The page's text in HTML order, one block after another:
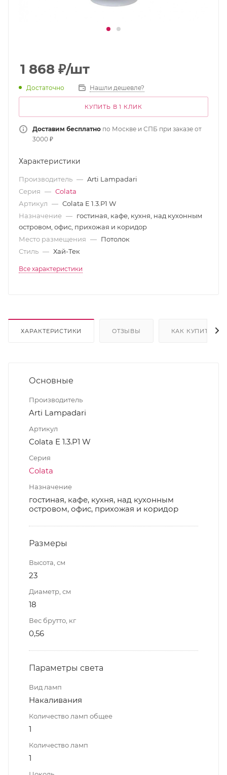
1 868 ₽/шт
Достаточно Нашли дешевле?
КУПИТЬ В 1 КЛИК
Доставим бесплатно по Москве и СПБ при заказе от
3000 ₽
Характеристики
Производитель — Arti Lampadari
Серия — Colata
Артикул — Colata E 1.3.P1 W
Назначение — гостиная, кафе, кухня, над кухонным
островом, офис, прихожая и коридор
Место размещения — Потолок
Стиль — Хай-Тек
Все характеристики
ХАРАКТЕРИСТИКИ ОТЗЫВЫ КАК КУПИТЬ
Основные
Производитель
Arti Lampadari
Артикул
Colata E 1.3.P1 W
Серия
Colata
Назначение
гостиная, кафе, кухня, над кухонным
островом, офис, прихожая и коридор
Размеры
Высота, см
23
Диаметр, см
18
Вес брутто, кг
0,56
Параметры света
Вид ламп
Накаливания
Количество ламп общее
1
Количество ламп
1